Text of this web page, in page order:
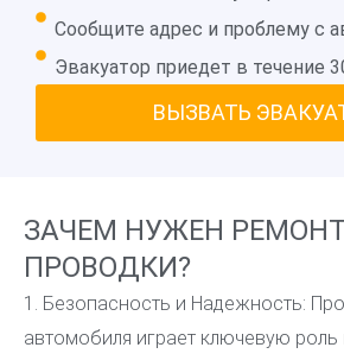
Сообщите адрес и проблему с
Эвакуатор приедет в течение
ВЫЗВАТЬ
ЗАЧЕМ НУЖЕН РЕМОНТ
ПРОВОДКИ?
1. Безопасность и Надежность:
автомобиля играет ключевую роль